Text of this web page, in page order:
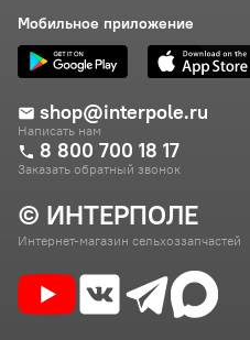
© ИНТЕРПОЛЕ
Интернет-магазин сельхоззапчастей
Мобильное приложение
shop@interpole.ru
Написать нам
8 800 700 18 17
Заказать обратный звонок